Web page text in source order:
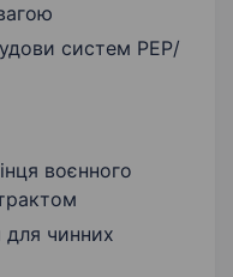
систем РЕР/
воєнного
для чинних